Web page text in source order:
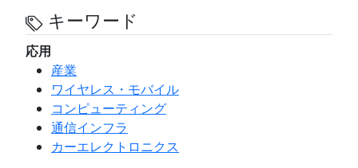
キーワード
応用
産業
ワイヤレス・モバイル
コンピューティング
通信インフラ
カーエレクトロニクス